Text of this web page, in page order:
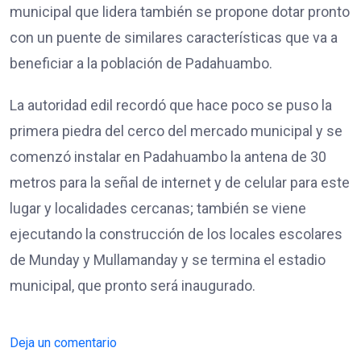
municipal que lidera también se propone dotar pronto
con un puente de similares características que va a
beneficiar a la población de Padahuambo.
La autoridad edil recordó que hace poco se puso la
primera piedra del cerco del mercado municipal y se
comenzó instalar en Padahuambo la antena de 30
metros para la señal de internet y de celular para este
lugar y localidades cercanas; también se viene
ejecutando la construcción de los locales escolares
de Munday y Mullamanday y se termina el estadio
municipal, que pronto será inaugurado.
Deja un comentario